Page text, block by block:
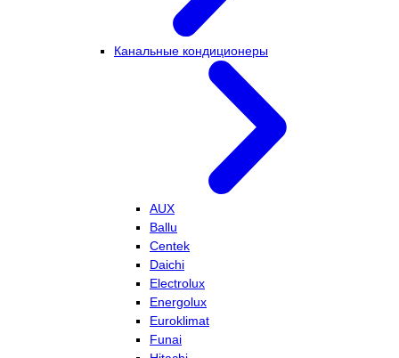
Канальные кондиционеры
AUX
Ballu
Centek
Daichi
Electrolux
Energolux
Euroklimat
Funai